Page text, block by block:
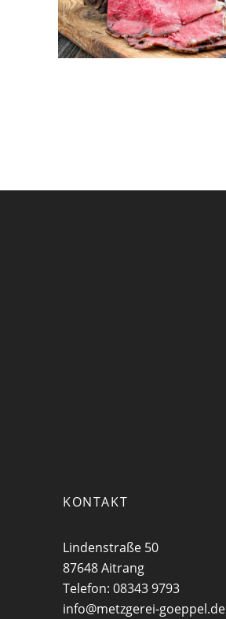
KONTAKT
Lindenstraße 50
87648 Aitrang
Telefon: 08343 9793
info@metzgerei-goeppel.de